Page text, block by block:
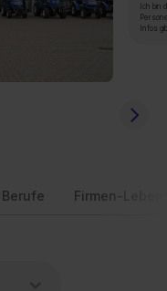
Ich
Infos
Berufe Firmen-